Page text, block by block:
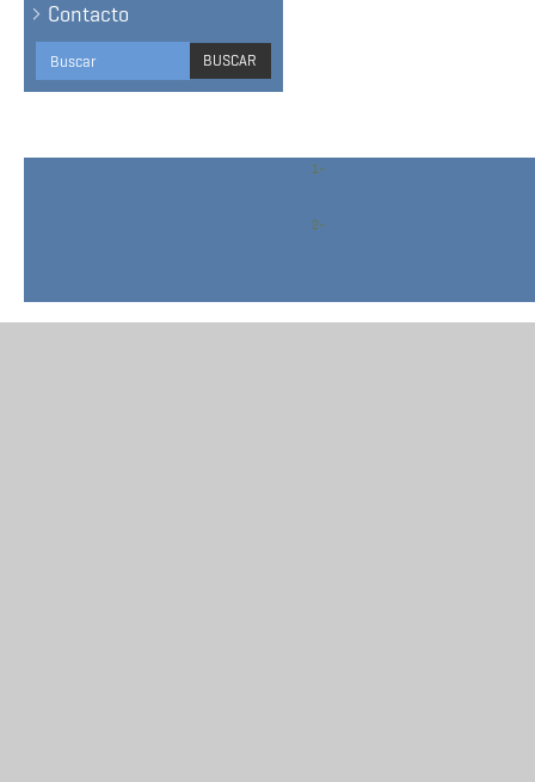
Contacto
Search
form
BUSCAR
BUSCAR